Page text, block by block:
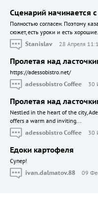
Сценарий начинается
Полностью согласен. Поэтому
сюжет, есть уроки и есть
Stanislav
28 Апреля
Пролетая над
https://adessobistro.net/
adessobistro Coffee
30
Пролетая над
Nestled in the heart of the city,
offers a warm and inviting...
adessobistro Coffee
30
Едоки картофеля
Cупер!
ivan.dalmatov.88
09